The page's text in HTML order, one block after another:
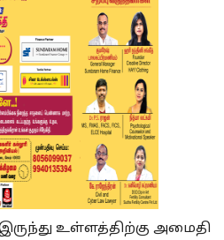
உள்ளத்திற்கு அமைதி